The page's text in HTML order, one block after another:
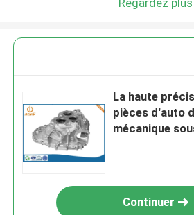
La haute
pièces d'auto
mécanique
Continuer